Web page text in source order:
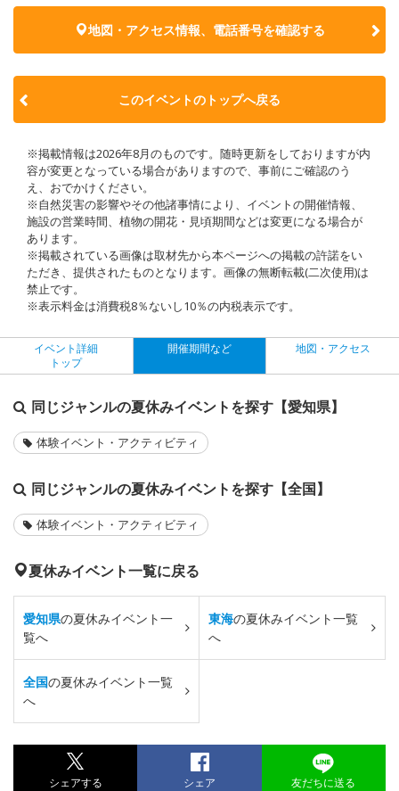
地図・アクセス情報、電話番号を確認する
このイベントのトップへ戻る
※掲載情報は2026年8月のものです。随時更新をしておりますが内
容が変更となっている場合がありますので、事前にご確認のう
え、おでかけください。
※自然災害の影響やその他諸事情により、イベントの開催情報、
施設の営業時間、植物の開花・見頃期間などは変更になる場合が
あります。
※掲載されている画像は取材先から本ページへの掲載の許諾をい
ただき、提供されたものとなります。画像の無断転載(二次使用)は
禁止です。
※表示料金は消費税8％ないし10％の内税表示です。
イベント詳細
トップ
開催期間など 地図・アクセス
同じジャンルの夏休みイベントを探す【愛知県】
体験イベント・アクティビティ
同じジャンルの夏休みイベントを探す【全国】
体験イベント・アクティビティ
夏休みイベント一覧に戻る
愛知県の夏休みイベント一
覧へ
東海の夏休みイベント一覧
へ
全国の夏休みイベント一覧
へ
シェアする シェア 友だちに送る